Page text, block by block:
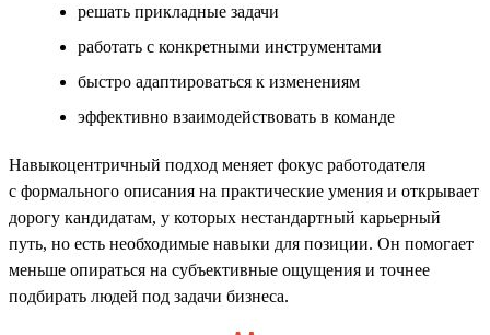
решать прикладные задачи
работать с конкретными инструментами
быстро адаптироваться к изменениям
эффективно взаимодействовать в команде
Навыкоцентричный подход меняет фокус работодателя
с формального описания на практические умения и открывает
дорогу кандидатам, у которых нестандартный карьерный
путь, но есть необходимые навыки для позиции. Он помогает
меньше опираться на субъективные ощущения и точнее
подбирать людей под задачи бизнеса.